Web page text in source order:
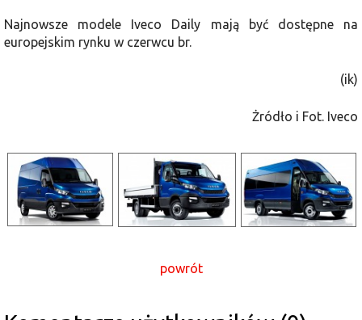
Najnowsze modele Iveco Daily mają być dostępne na
europejskim rynku w czerwcu br.
(ik)
Żródło i Fot. Iveco
powrót